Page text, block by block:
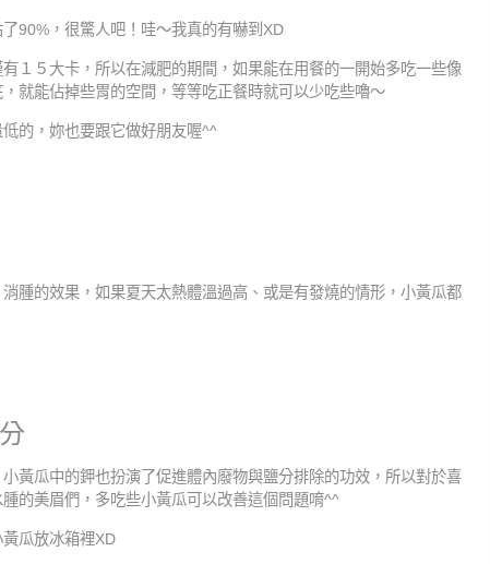
90%，很驚人吧！哇～我真的有嚇到XD
１５大卡，所以在減肥的期間，如果能在用餐的一開始多吃一些像
就能佔掉些胃的空間，等等吃正餐時就可以少吃些嚕～
的，妳也要跟它做好朋友喔^^
腫的效果，如果夏天太熱體溫過高、或是有發燒的情形，小黃瓜都
黃瓜中的鉀也扮演了促進體內廢物與鹽分排除的功效，所以對於喜
的美眉們，多吃些小黃瓜可以改善這個問題唷^^
瓜放冰箱裡XD